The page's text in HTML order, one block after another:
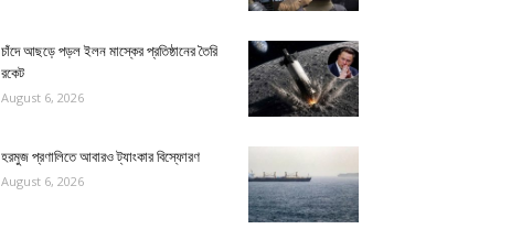
চাঁদে আছড়ে পড়ল ইলন মাস্কের প্রতিষ্ঠানের তৈরি
রকেট
August 6, 2026
হরমুজ প্রণালিতে আবারও ট্যাংকার বিস্ফোরণ
August 6, 2026